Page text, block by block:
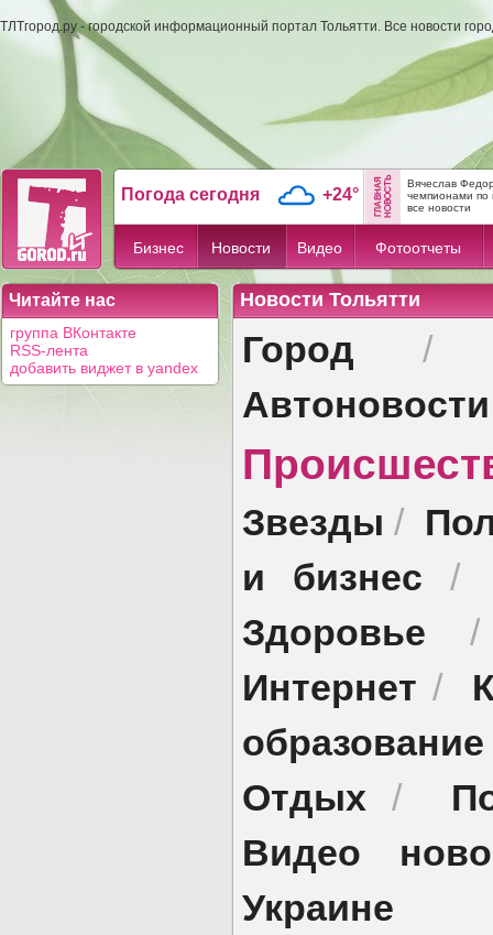
ТЛТгород.ру - городской информационный портал Тольятти. Все новости
Погода сегодня +24°
Вячеслав
чемпионами по
все новости
Бизнес Новости Видео Фотоотчеты
Читайте нас
группа ВКонтакте
RSS-лента
добавить виджет в yandex
Новости Тольятти
Город
Автоновости
Звезды /
и бизнес /
Здоровье
Интернет /
образование
Отдых /
Видео
Украине